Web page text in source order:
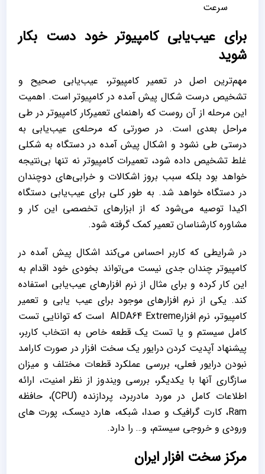
سرعت
برای عیب‌یابی کامپیوتر خود دست بکار
شوید
مهم‌ترین اصل در تعمیر کامپیوتر، عیب‌یابی صحیح و
تشخیص درست شکال پیش آمده در کامپیوتر است. اهمیت
این مرحله از آن روست که راهنمای تعمیرکار کامپیوتر در طی
مراحل بعدی است. در صورتی که مرحله‌ی عیب‌یابی به
درستی طی نشود و اشکال پیش آمده در دستگاه به شکلی
غلط تشخیص داده شود، تعمیرات کامپیوتر نه تنها بی‌نتیجه
خواهد بود بلکه سبب بروز اشکالات و خرابی‌های دوچندان
در دستگاه خواهد شد. به طور کلی برای عیب‌یابی دستگاه
اکیدا توصیه می‌شود که از ابزارهای تخصصی این کار و
مشاوره کارشناسان تعمیر کمک گرفته شود.
در شرایطی که کاربر احساس می‌کند اشکال پیش آمده در
کامپیوتر چندان جدی نیست می‌تواند بخودی خود اقدام به
این کار کرده و برای مثال از نرم افزارهای عیب‌یابی استفاده
کند. یکی از نرم افزارهای موجود برای عیب یابی و تعمیر
کامپیوتر، نرم افزارAIDA64 Extreme است که توانایی تست
کامل سیستم و یا تست یک قطعه خاص به انتخاب کاربر،
پیشنهاد آپدیت کردن درایور یک سخت افزار در صورت کارامد
نبودن درایور فعلی، بررسی عملکرد قطعات مختلف و میزان
سازگاری آنها با یکدیگر، بررسی ویندوز از نظر امنیت، ارائه
اطلاعات کامل در مورد مادربرد، پردازنده (CPU)، حافظه
Ram، کارت گرافیک و صدا، شبکه، هارد دیسک، پورت های
ورودی و خروجی سیستم، و… را دارد.
مرکز سخت افزار ایران